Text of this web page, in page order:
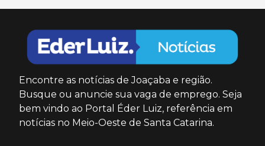
Encontre as notícias de Joaçaba e região.
Busque ou anuncie sua vaga de emprego. Seja
bem vindo ao Portal Éder Luiz, referência em
notícias no Meio-Oeste de Santa Catarina.